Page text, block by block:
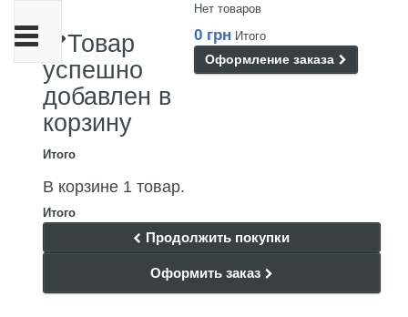
Нет товаров
0 грн Итого
Оформление заказа
Товар
успешно
добавлен в
корзину
Итого
В корзине 1 товар.
Итого
Продолжить покупки
Оформить заказ
Переключить
навигации